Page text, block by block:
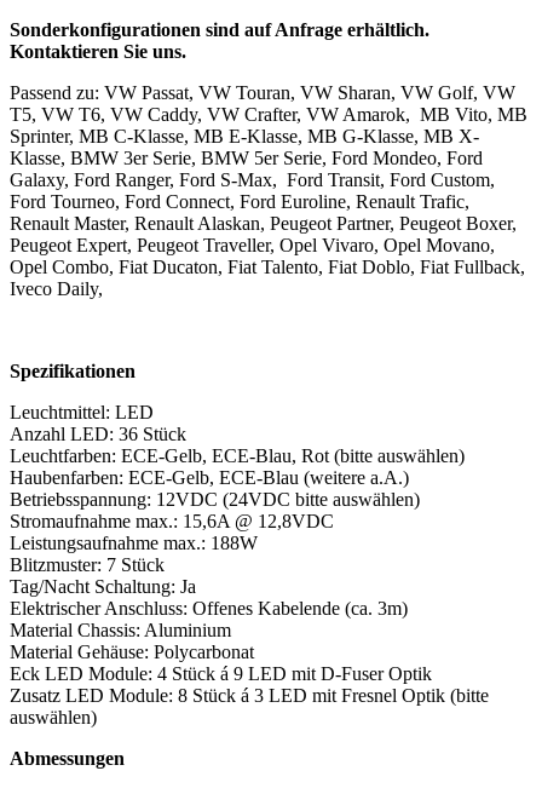
Sonderkonfigurationen sind auf Anfrage erhältlich.
Kontaktieren Sie uns.
Passend zu: VW Passat, VW Touran, VW Sharan, VW Golf, VW
T5, VW T6, VW Caddy, VW Crafter, VW Amarok, MB Vito, MB
Sprinter, MB C-Klasse, MB E-Klasse, MB G-Klasse, MB X-
Klasse, BMW 3er Serie, BMW 5er Serie, Ford Mondeo, Ford
Galaxy, Ford Ranger, Ford S-Max, Ford Transit, Ford Custom,
Ford Tourneo, Ford Connect, Ford Euroline, Renault Trafic,
Renault Master, Renault Alaskan, Peugeot Partner, Peugeot Boxer,
Peugeot Expert, Peugeot Traveller, Opel Vivaro, Opel Movano,
Opel Combo, Fiat Ducaton, Fiat Talento, Fiat Doblo, Fiat Fullback,
Iveco Daily,
Spezifikationen
Leuchtmittel: LED
Anzahl LED: 36 Stück
Leuchtfarben: ECE-Gelb, ECE-Blau, Rot (bitte auswählen)
Haubenfarben: ECE-Gelb, ECE-Blau (weitere a.A.)
Betriebsspannung: 12VDC (24VDC bitte auswählen)
Stromaufnahme max.: 15,6A @ 12,8VDC
Leistungsaufnahme max.: 188W
Blitzmuster: 7 Stück
Tag/Nacht Schaltung: Ja
Elektrischer Anschluss: Offenes Kabelende (ca. 3m)
Material Chassis: Aluminium
Material Gehäuse: Polycarbonat
Eck LED Module: 4 Stück á 9 LED mit D-Fuser Optik
Zusatz LED Module: 8 Stück á 3 LED mit Fresnel Optik (bitte
auswählen)
Abmessungen